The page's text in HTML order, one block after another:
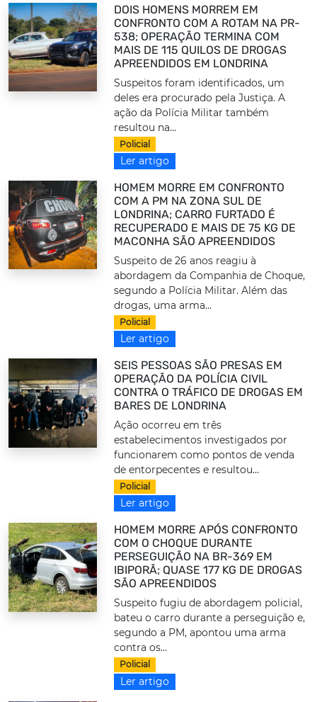
DOIS HOMENS MORREM EM
CONFRONTO COM A ROTAM NA PR-
538; OPERAÇÃO TERMINA COM
MAIS DE 115 QUILOS DE DROGAS
APREENDIDOS EM LONDRINA
Suspeitos foram identificados, um
deles era procurado pela Justiça. A
ação da Polícia Militar também
resultou na...
Policial
Ler artigo
HOMEM MORRE EM CONFRONTO
COM A PM NA ZONA SUL DE
LONDRINA; CARRO FURTADO É
RECUPERADO E MAIS DE 75 KG DE
MACONHA SÃO APREENDIDOS
Suspeito de 26 anos reagiu à
abordagem da Companhia de Choque,
segundo a Polícia Militar. Além das
drogas, uma arma...
Policial
Ler artigo
SEIS PESSOAS SÃO PRESAS EM
OPERAÇÃO DA POLÍCIA CIVIL
CONTRA O TRÁFICO DE DROGAS EM
BARES DE LONDRINA
Ação ocorreu em três
estabelecimentos investigados por
funcionarem como pontos de venda
de entorpecentes e resultou...
Policial
Ler artigo
HOMEM MORRE APÓS CONFRONTO
COM O CHOQUE DURANTE
PERSEGUIÇÃO NA BR-369 EM
IBIPORÃ; QUASE 177 KG DE DROGAS
SÃO APREENDIDOS
Suspeito fugiu de abordagem policial,
bateu o carro durante a perseguição e,
segundo a PM, apontou uma arma
contra os...
Policial
Ler artigo